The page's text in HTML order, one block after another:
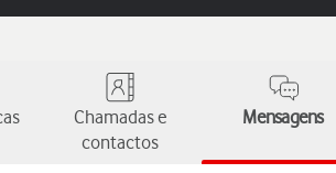
Chamadas e
contactos
Mensagens